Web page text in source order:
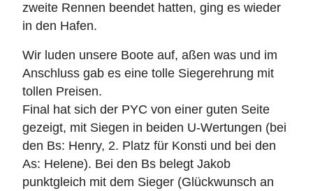
zweite Rennen beendet hatten, ging es wieder
in den Hafen.
Wir luden unsere Boote auf, aßen was und im
Anschluss gab es eine tolle Siegerehrung mit
tollen Preisen.
Final hat sich der PYC von einer guten Seite
gezeigt, mit Siegen in beiden U-Wertungen (bei
den Bs: Henry, 2. Platz für Konsti und bei den
As: Helene). Bei den Bs belegt Jakob
punktgleich mit dem Sieger (Glückwunsch an